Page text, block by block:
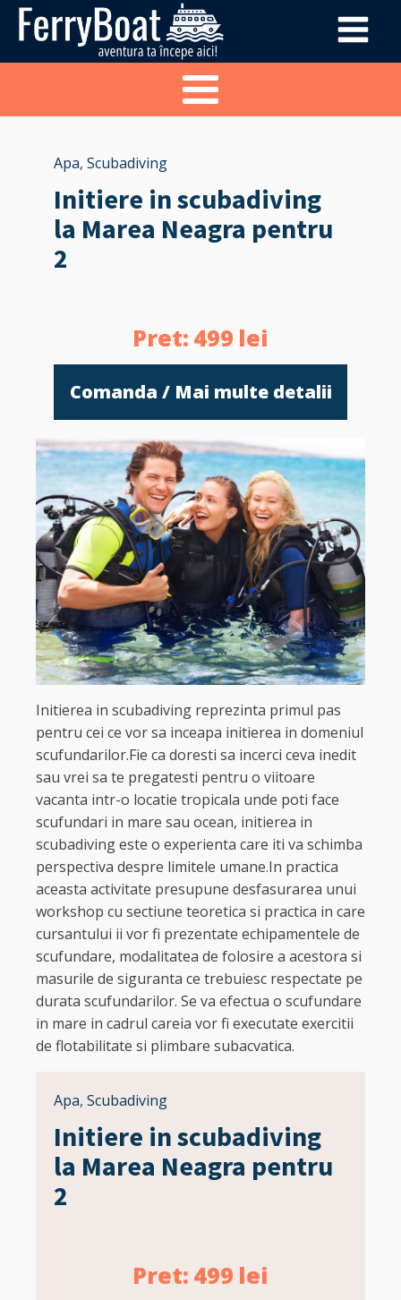
Apa, Scubadiving
Initiere in scubadiving
la Marea Neagra pentru
2
Pret: 499 lei
Comanda / Mai multe detalii
Initierea in scubadiving reprezinta primul pas
pentru cei ce vor sa inceapa initierea in domeniul
scufundarilor.Fie ca doresti sa incerci ceva inedit
sau vrei sa te pregatesti pentru o viitoare
vacanta intr-o locatie tropicala unde poti face
scufundari in mare sau ocean, initierea in
scubadiving este o experienta care iti va schimba
perspectiva despre limitele umane.In practica
aceasta activitate presupune desfasurarea unui
workshop cu sectiune teoretica si practica in care
cursantului ii vor fi prezentate echipamentele de
scufundare, modalitatea de folosire a acestora si
masurile de siguranta ce trebuiesc respectate pe
durata scufundarilor. Se va efectua o scufundare
in mare in cadrul careia vor fi executate exercitii
de flotabilitate si plimbare subacvatica.
Apa, Scubadiving
Initiere in scubadiving
la Marea Neagra pentru
2
Pret: 499 lei